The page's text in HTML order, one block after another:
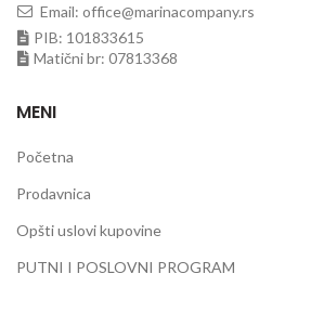
Email: office@marinacompany.rs
PIB: 101833615
Matični br: 07813368
MENI
Početna
Prodavnica
Opšti uslovi kupovine
PUTNI I POSLOVNI PROGRAM